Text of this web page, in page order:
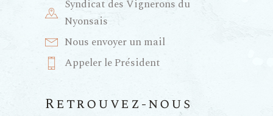
Syndicat des Vignerons du
Nyonsais
Nous envoyer un mail
Appeler le Président
Retrouvez-nous